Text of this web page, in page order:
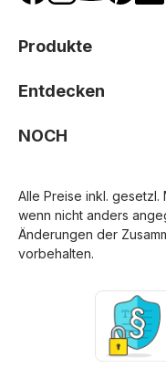
Produkte
Entdecken
NOCH
Alle Preise inkl.
wenn nicht anders
Änderungen der
vorbehalten.